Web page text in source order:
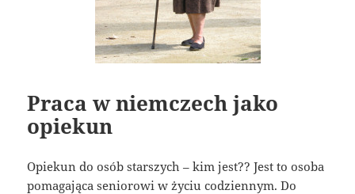
Praca w niemczech jako
opiekun
Opiekun do osób starszych – kim jest?? Jest to osoba
pomagająca seniorowi w życiu codziennym. Do